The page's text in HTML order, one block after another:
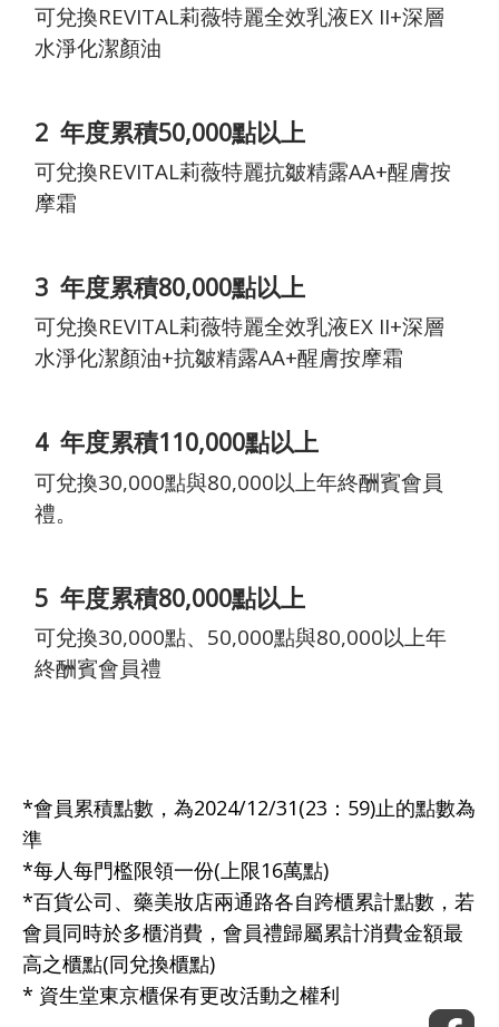
可兌換REVITAL莉薇特麗全效乳液EX II+深層
水淨化潔顏油
2 年度累積50,000點以上
可兌換REVITAL莉薇特麗抗皺精露AA+醒膚按
摩霜
3 年度累積80,000點以上
可兌換REVITAL莉薇特麗全效乳液EX II+深層
水淨化潔顏油+抗皺精露AA+醒膚按摩霜
4 年度累積110,000點以上
可兌換30,000點與80,000以上年終酬賓會員
禮。
5 年度累積80,000點以上
可兌換30,000點、50,000點與80,000以上年
終酬賓會員禮
*會員累積點數，為2024/12/31(23：59)止的點數為
準
*每人每門檻限領一份(上限16萬點)
*百貨公司、藥美妝店兩通路各自跨櫃累計點數，若
會員同時於多櫃消費，會員禮歸屬累計消費金額最
高之櫃點(同兌換櫃點)
* 資生堂東京櫃保有更改活動之權利